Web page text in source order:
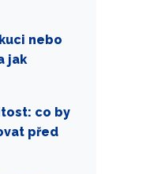
nebo
jak
co by
před